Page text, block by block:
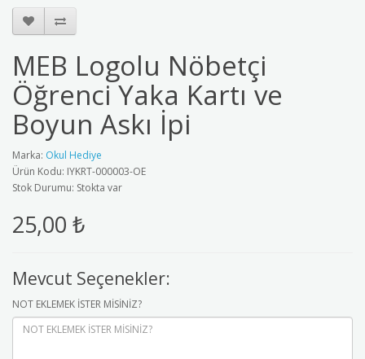
MEB Logolu Nöbetçi
Öğrenci Yaka Kartı ve
Boyun Askı İpi
Marka: Okul Hediye
Ürün Kodu: IYKRT-000003-OE
Stok Durumu: Stokta var
25,00 ₺
Mevcut Seçenekler:
NOT EKLEMEK İSTER MİSİNİZ?